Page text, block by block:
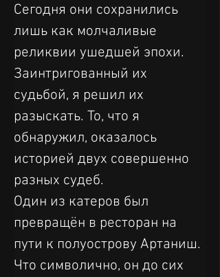
Сегодня они сохранились
лишь как молчаливые
реликвии ушедшей эпохи.
Заинтригованный их
судьбой, я решил их
разыскать. То, что я
обнаружил, оказалось
историей двух совершенно
разных судеб.
Один из катеров был
превращён в ресторан на
пути к полуострову Артаниш.
Что символично, он до сих